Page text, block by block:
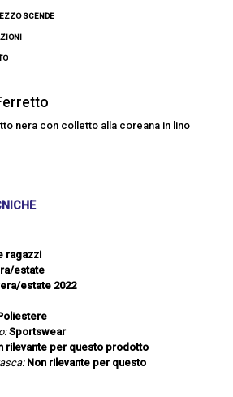
SCENDE
nera con colletto alla coreana in lino
ragazzi
estate
estate 2022
Sportswear
rilevante per questo prodotto
Non rilevante per questo